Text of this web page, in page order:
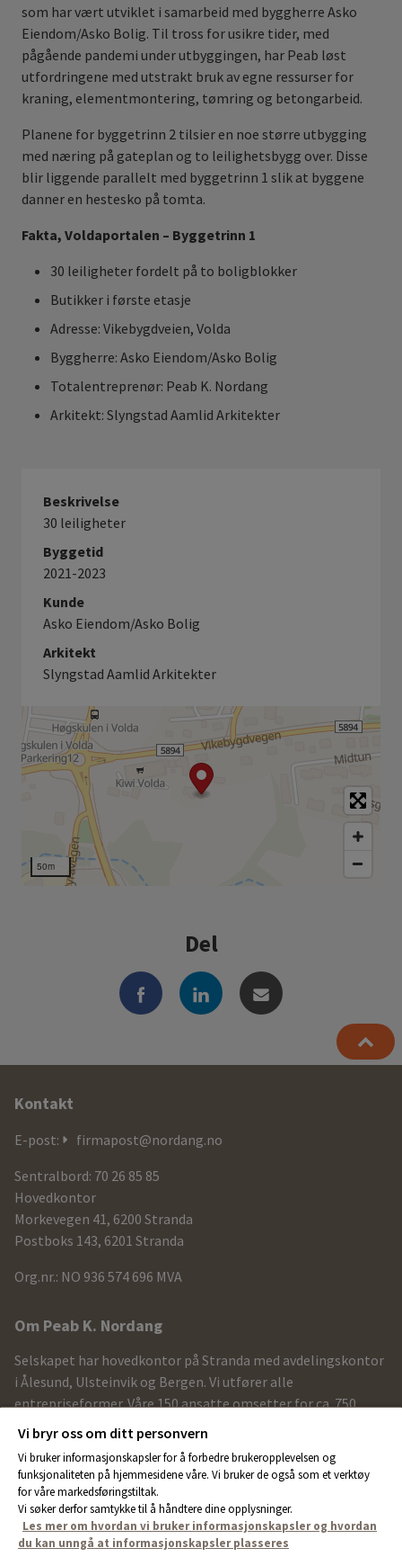
som har vært utviklet i samarbeid med byggherre Asko
Eiendom/Asko Bolig. Til tross for usikre tider, med
pågående pandemi under utbyggingen, har Peab løst
utfordringene med utstrakt bruk av egne ressurser for
kraning, elementmontering, tømring og betongarbeid.
Planene for byggetrinn 2 tilsier en noe større utbygging
med næring på gateplan og to leilighetsbygg over. Disse
blir liggende parallelt med byggetrinn 1 slik at byggene
danner en hestesko på tomta.
Fakta, Voldaportalen – Byggetrinn 1
30 leiligheter fordelt på to boligblokker
Butikker i første etasje
Adresse: Vikebygdveien, Volda
Byggherre: Asko Eiendom/Asko Bolig
Totalentreprenør: Peab K. Nordang
Arkitekt: Slyngstad Aamlid Arkitekter
Beskrivelse
30 leiligheter
Byggetid
2021-2023
Kunde
Asko Eiendom/Asko Bolig
Arkitekt
Slyngstad Aamlid Arkitekter
50m
Del
Ytterligere
informasjon
kontaktdetaljer
Kontakt
E-post:
firmapost@nordang.no
Sentralbord: 70 26 85 85
Hovedkontor
Morkevegen 41, 6200 Stranda
Postboks 143, 6201 Stranda
Org.nr.: NO 936 574 696 MVA
Om Peab K. Nordang
Selskapet har hovedkontor på Stranda med avdelingskontor
i Ålesund, Ulsteinvik og Bergen. Vi utfører alle
entrepriseformer. Våre 150 ansatte omsetter for ca. 750
MNOK årlig.
Aktuelle linker
Sentral godkjenning
Startbank
Vi bryr oss om ditt personvern
Vi bruker informasjonskapsler for å forbedre brukeropplevelsen og
funksjonaliteten på hjemmesidene våre. Vi bruker de også som et verktøy
for våre markedsføringstiltak.
Vi søker derfor samtykke til å håndtere dine opplysninger.
Les mer om hvordan vi bruker informasjonskapsler og hvordan
du kan unngå at informasjonskapsler plasseres